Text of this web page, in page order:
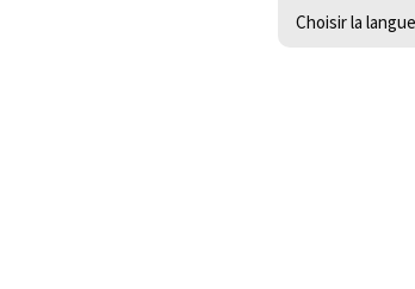
Choisir la langue